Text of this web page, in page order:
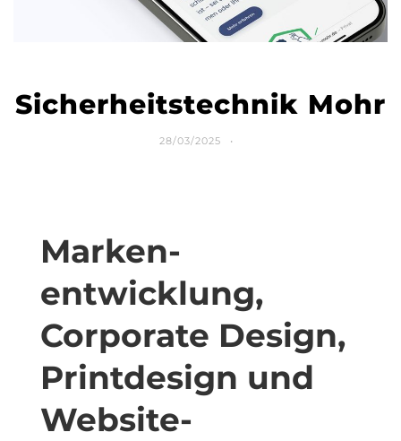
Sicherheitstechnik Mohr
28/03/2025
Marken­
entwicklung,
Corporate Design,
Printdesign und
Website­